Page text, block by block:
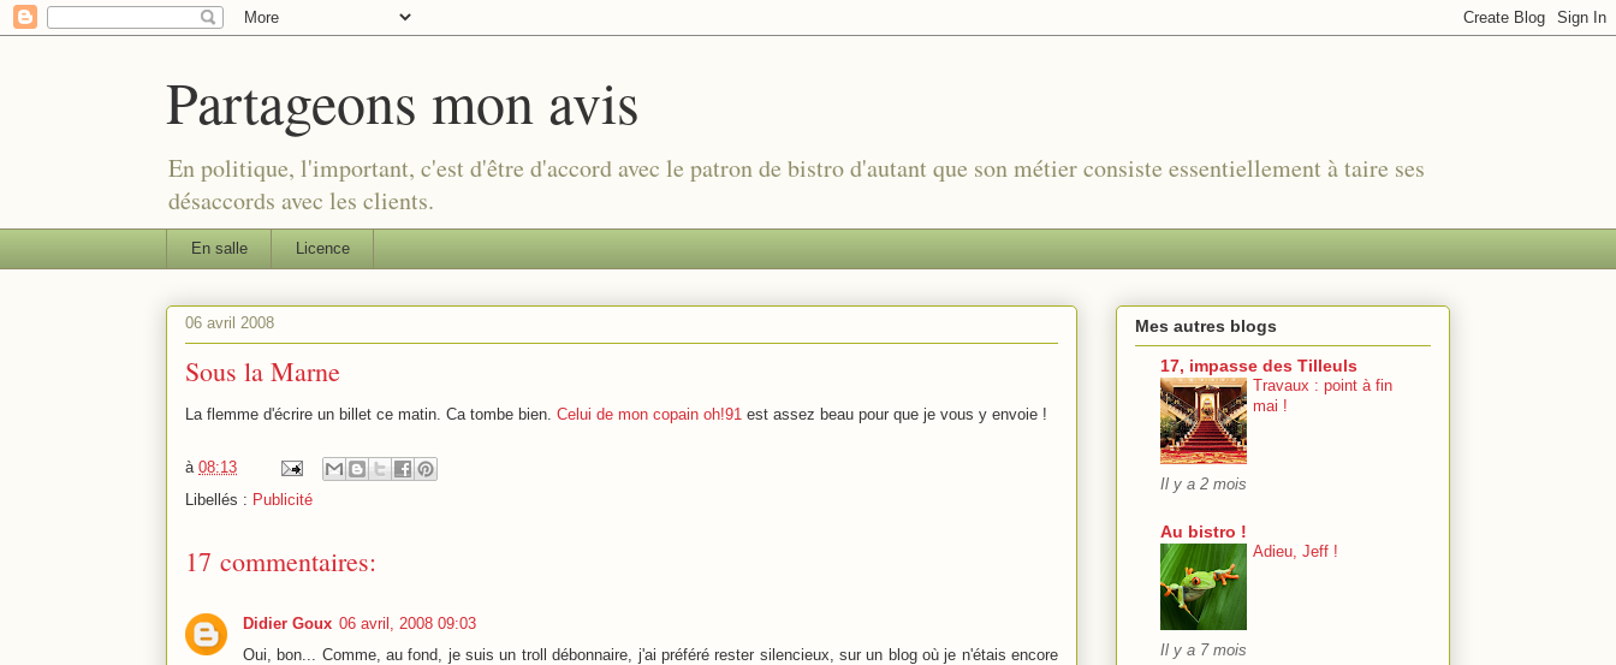
Partageons mon avis
En politique, l'important, c'est d'être d'accord avec le patron de bistro d'autant que son métier consiste essentiellement à taire ses
désaccords avec les clients.
En salle Licence
06 avril 2008
Sous la Marne
La flemme d'écrire un billet ce matin. Ca tombe bien. Celui de mon copain oh!91 est assez beau pour que je vous y envoie !
à 08:13
Libellés : Publicité
17 commentaires:
Didier Goux 06 avril, 2008 09:03
Oui, bon... Comme, au fond, je suis un troll débonnaire, j'ai préféré rester silencieux, sur un blog où je n'étais encore
Mes autres blogs
17, impasse des Tilleuls
Travaux : point à fin
mai !
Il y a 2 mois
Au bistro !
Adieu, Jeff !
Il y a 7 mois